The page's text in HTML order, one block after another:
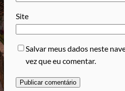
Site
Salvar meus dados neste
vez que eu comentar.